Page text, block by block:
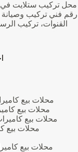
محل تركيب ستلايت
رقم فني تركيب وصيانة
القنوات، تركيب
محلات بيع كاميرات
محلات بيع كاميرات
محلات بيع كاميرات
محلات بيع
محلات بيع كاميرات